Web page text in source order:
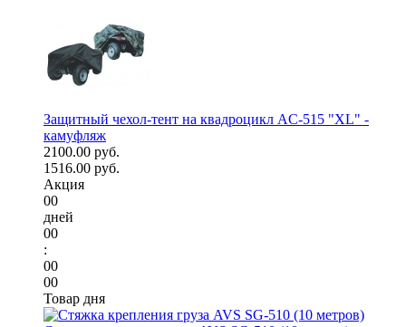
Защитный чехол-тент на квадроцикл AC-515 "XL" -
камуфляж
2100.00 руб.
1516.00 руб.
Акция
00
дней
00
:
00
00
Товар дня